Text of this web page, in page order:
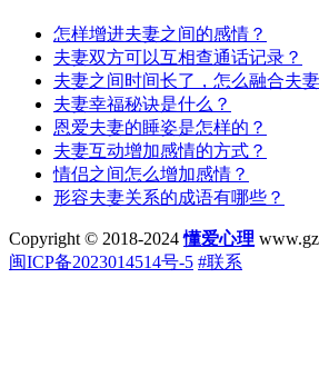
怎样增进夫妻之间的感情？
夫妻双方可以互相查通话记录？
夫妻之间时间长了，怎么融合夫
夫妻幸福秘诀是什么？
恩爱夫妻的睡姿是怎样的？
夫妻互动增加感情的方式？
情侣之间怎么增加感情？
形容夫妻关系的成语有哪些？
Copyright © 2018-2024懂爱心理
闽ICP备2023014514号-5 #联系